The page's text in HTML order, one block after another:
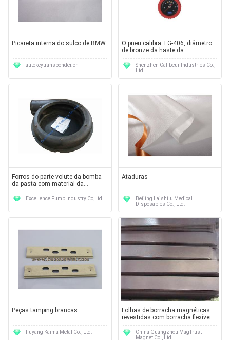
Picareta interna do sulco de BMW
autokeytransponder.cn
O pneu calibra TG-406, diâmetro
de bronze da haste da
embalagem de borracha protetora
de 2,0" corpo do metal
Shenzhen Calibeur Industries Co.,
Ltd.
Forros do parte-volute da bomba
da pasta com material da
borracha natural
Excellence Pump Industry Co,Ltd.
Ataduras
Beijing Laishilu Medical
Disposables Co., Ltd.
Peças tamping brancas
Fuyang Kaima Metal Co., Ltd.
Folhas de borracha magnéticas
revestidas com borracha flexíveis
personalizadas
China Guangzhou MagTrust
Magnet Co., Ltd.